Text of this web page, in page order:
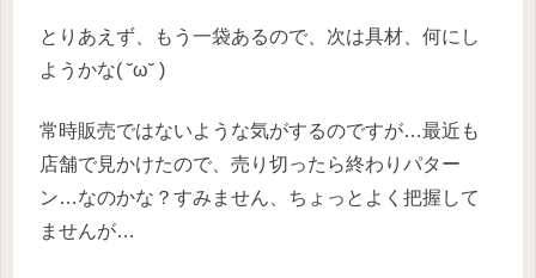
とりあえず、もう一袋あるので、次は具材、何にし
ようかな( ˘ω˘ )
常時販売ではないような気がするのですが…最近も
店舗で見かけたので、売り切ったら終わりパター
ン…なのかな？すみません、ちょっとよく把握して
ませんが…